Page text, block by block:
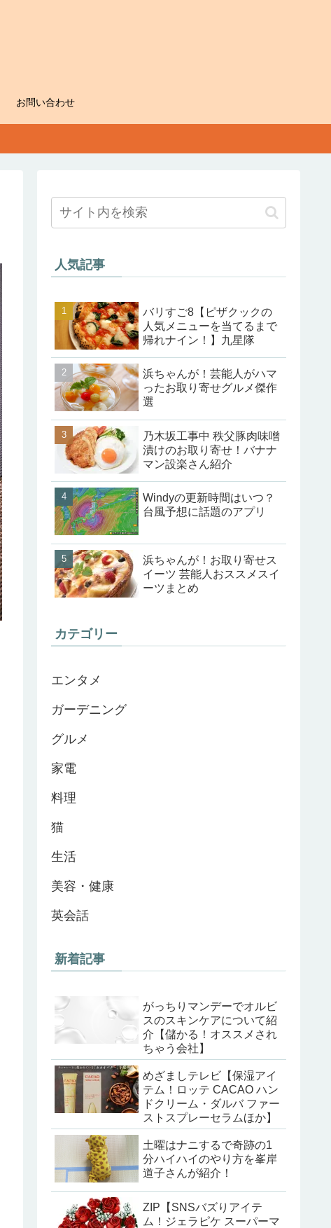
お問い合わせ
人気記事
バリすご8【ピザクックの
人気メニューを当てるまで
帰れナイン！】九星隊
浜ちゃんが！芸能人がハマ
ったお取り寄せグルメ傑作
選
乃木坂工事中 秩父豚肉味噌
漬けのお取り寄せ！バナナ
マン設楽さん紹介
Windyの更新時間はいつ？
台風予想に話題のアプリ
浜ちゃんが！お取り寄せス
イーツ 芸能人おススメスイ
ーツまとめ
カテゴリー
エンタメ
ガーデニング
グルメ
家電
料理
猫
生活
美容・健康
英会話
新着記事
がっちりマンデーでオルビ
スのスキンケアについて紹
介【儲かる！オススメされ
ちゃう会社】
めざましテレビ【保湿アイ
テム！ロッテ CACAO ハン
ドクリーム・ダルバ ファー
ストスプレーセラムほか】
土曜はナニするで奇跡の1
分ハイハイのやり方を峯岸
道子さんが紹介！
ZIP【SNSバズりアイテ
ム！ジェラピケ スーパーマ